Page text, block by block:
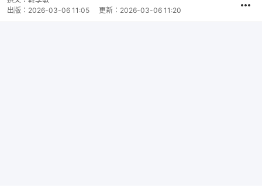
出版： 2026-03-06 11:05 更新： 2026-03-06 11:20